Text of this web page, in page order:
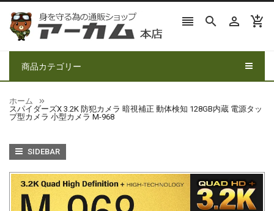
   
商品カテゴリー
ホーム
スパイダーズX 3.2K 防犯カメラ 暗視補正 動体検知 128GB内蔵 電源タッ
プ型カメラ 小型カメラ M-968
SIDEBAR